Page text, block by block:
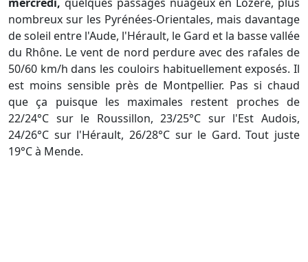
nombreux sur les Pyrénées-Orientales, mais davantage
de soleil entre l'Aude, l'Hérault, le Gard et la basse vallée
du Rhône. Le vent de nord perdure avec des rafales de
50/60 km/h dans les couloirs habituellement exposés. Il
est moins sensible près de Montpellier. Pas si chaud
que ça puisque les maximales restent proches de
22/24°C sur le Roussillon, 23/25°C sur l'Est Audois,
24/26°C sur l'Hérault, 26/28°C sur le Gard. Tout juste
19°C à Mende.